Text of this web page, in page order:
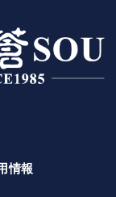
情報